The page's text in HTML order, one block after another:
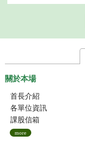
關於本場
首長介紹
各單位資訊
課股信箱
more